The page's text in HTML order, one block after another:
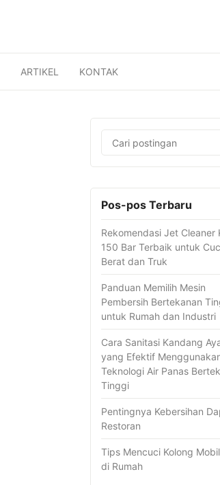
ARTIKEL KONTAK
Pos-pos Terbaru
Rekomendasi Jet Cleaner
150 Bar Terbaik untuk
Berat dan Truk
Panduan Memilih Mesin
Pembersih Bertekanan
untuk Rumah dan Industri
Cara Sanitasi Kandang
yang Efektif
Teknologi Air Panas
Tinggi
Pentingnya Kebersihan
Restoran
Tips Mencuci Kolong
di Rumah